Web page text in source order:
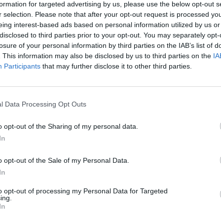
for targeted advertising by us, please use the below opt-out
selection. Please note that after your opt-out request is processed
interest-based ads based on personal information utilized by us
to third parties prior to your opt-out. You may separately
of your personal information by third parties on the IAB’s list of
This information may also be disclosed by us to third parties on the
Participants that may further disclose it to other third parties.
Data Processing Opt Outs
opt-out of the Sharing of my personal data.
opt-out of the Sale of my Personal Data.
opt-out of processing my Personal Data for Targeted
των σχολικών βιβλίων και κάποιες άλλες μπορεί
Το κουίζ δεν απαιτεί εξειδικευμένες γνώσεις
αποτελεί… βόλτα στο πάρκο για κάποιον που